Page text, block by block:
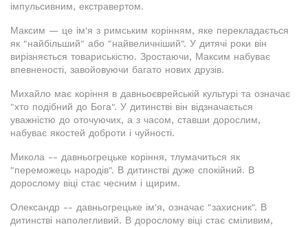
імпульсивним, екстравертом.
Максим — це ім'я з римським корінням, яке перекладається
як "найбільший" або "найвеличніший". У дитячі роки він
вирізняється товариськістю. Зростаючи, Максим набуває
впевненості, завойовуючи багато нових друзів.
Михайло має коріння в давньоєврейській культурі та означає
"хто подібний до Бога". У дитинстві він відзначається
уважністю до оточуючих, а з часом, ставши дорослим,
набуває якостей доброти і чуйності.
Микола -- давньогрецьке коріння, тлумачиться як
"переможець народів". В дитинстві дуже спокійний. В
дорослому віці стає чесним і щирим.
Олександр -- давньогрецьке ім'я, означає "захисник". В
дитинстві наполегливий. В дорослому віці стає сміливим,